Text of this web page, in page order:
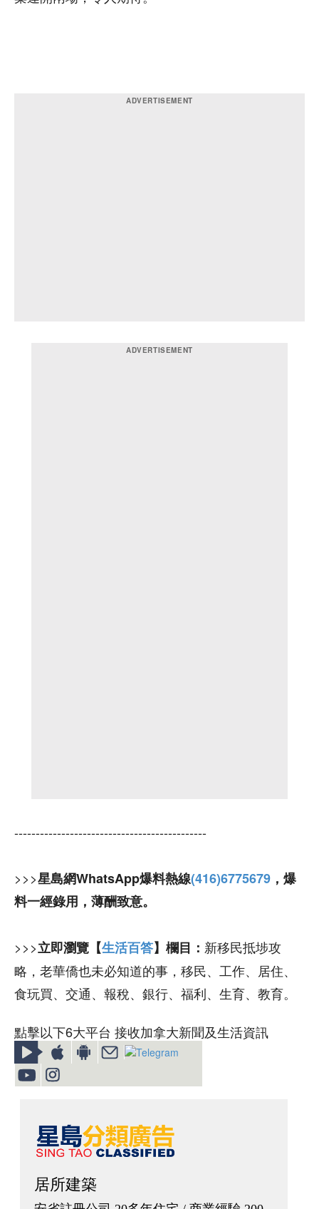
---------------------------------------------
>>>星島網WhatsApp爆料熱線(416)6775679 ，爆
料一經錄用，薄酬致意。
>>>立即瀏覽【生活百答】欄目： 新移民抵埗攻
略，老華僑也未必知道的事，移民、工作、居住、
食玩買、交通、報稅、銀行、福利、生育、教育。
點擊以下6大平台 接收加拿大新聞及生活資訊